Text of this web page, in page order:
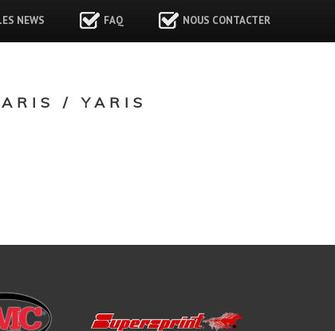
NEWS FAQ NOUS CONTACTER
/ YARIS